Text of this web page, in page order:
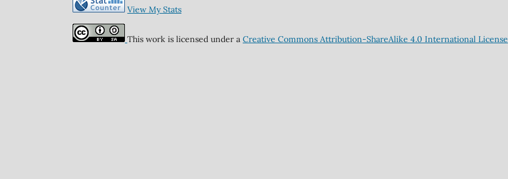
View My Stats
This work is licensed under a Creative Commons Attribution-ShareAlike 4.0 International License